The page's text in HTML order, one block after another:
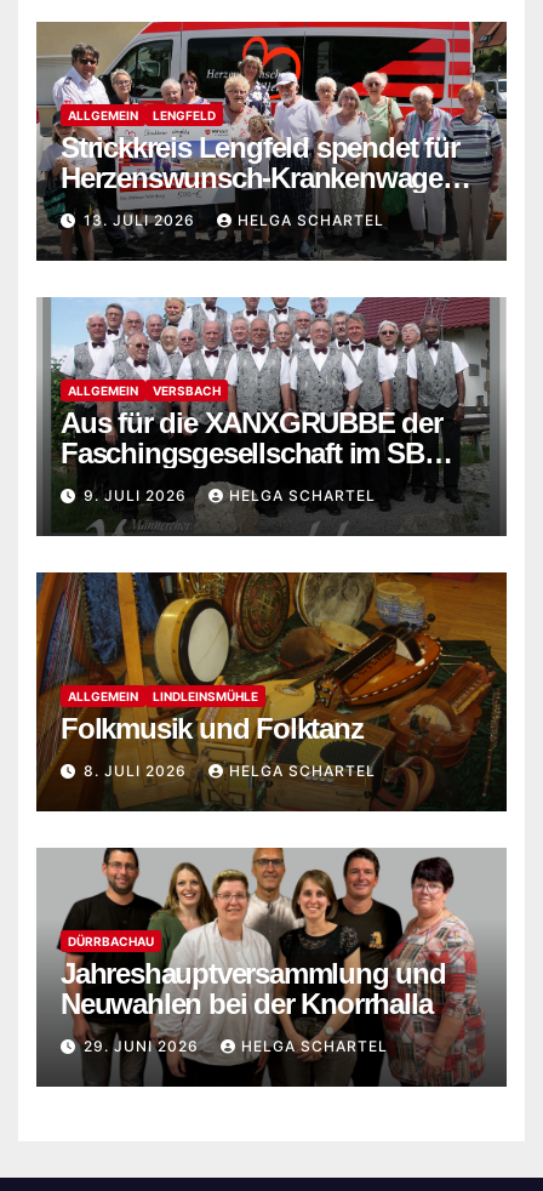
ALLGEMEIN LENGFELD
Strickkreis Lengfeld spendet für
Herzenswunsch-Krankenwagen
der Malteser
13. JULI 2026 HELGA SCHARTEL
ALLGEMEIN VERSBACH
Aus für die XANXGRUBBE der
Faschingsgesellschaft im SB
Versbach
9. JULI 2026 HELGA SCHARTEL
ALLGEMEIN LINDLEINSMÜHLE
Folkmusik und Folktanz
8. JULI 2026 HELGA SCHARTEL
DÜRRBACHAU
Jahreshauptversammlung und
Neuwahlen bei der Knorrhalla
29. JUNI 2026 HELGA SCHARTEL